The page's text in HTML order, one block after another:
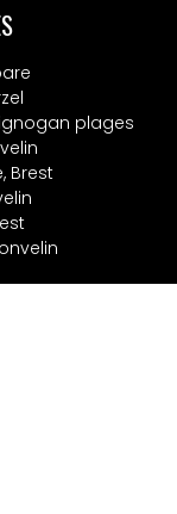
plages
Brest